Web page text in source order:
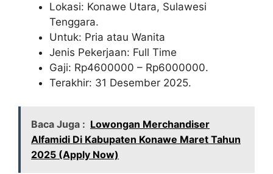
Lokasi: Konawe Utara, Sulawesi
Tenggara.
Untuk: Pria atau Wanita
Jenis Pekerjaan: Full Time
Gaji: Rp4600000 – Rp6000000.
Terakhir: 31 Desember 2025.
Baca Juga : Lowongan Merchandiser
Alfamidi Di Kabupaten Konawe Maret Tahun
2025 (Apply Now)